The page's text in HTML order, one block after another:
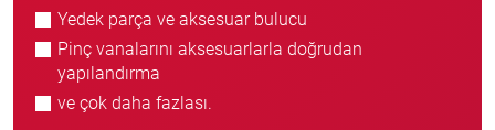
Yedek parça ve aksesuar bulucu
Pinç vanalarını aksesuarlarla doğrudan
yapılandırma
ve çok daha fazlası.